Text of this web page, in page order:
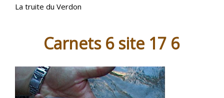
La truite du Verdon
Carnets 6 site 17 6